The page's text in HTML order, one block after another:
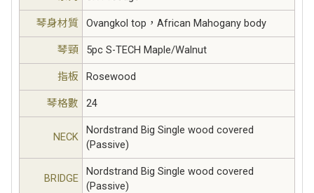
琴身材質 Ovangkol top，African Mahogany body
琴頸 5pc S-TECH Maple/Walnut
指板 Rosewood
琴格數 24
NECK
Nordstrand Big Single wood covered
(Passive)
BRIDGE
Nordstrand Big Single wood covered
(Passive)